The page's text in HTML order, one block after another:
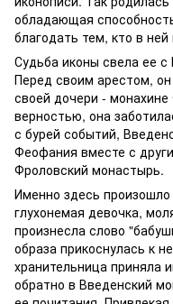
обладающая
благодать тем, кто в
Судьба иконы свела ее
Перед своим арестом,
своей дочери -
верностью, она
с бурей событий,
Феофания вместе с
Фроловский монастырь.
Именно здесь
глухонемая девочка,
произнесла слово
образа прикоснулась к
хранительница приняла
обратно в Введенский